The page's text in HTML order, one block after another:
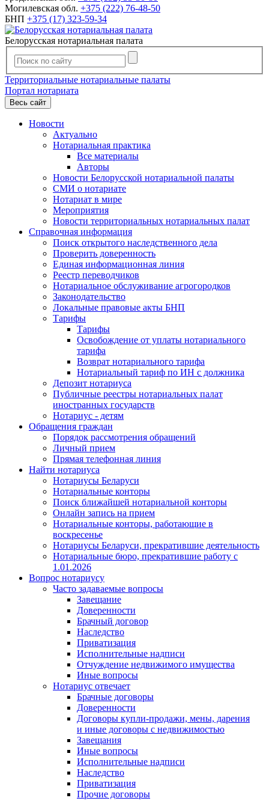
Могилевская обл. +375 (222) 76-48-50
БНП +375 (17) 323-59-34
Белорусская нотариальная палата
Территориальные нотариальные палаты
Портал нотариата
Весь сайт
Новости
Актуально
Нотариальная практика
Все материалы
Авторы
Новости Белорусской нотариальной палаты
СМИ о нотариате
Нотариат в мире
Мероприятия
Новости территориальных нотариальных палат
Справочная информация
Поиск открытого наследственного дела
Проверить доверенность
Единая информационная линия
Реестр переводчиков
Нотариальное обслуживание агрогородков
Законодательство
Локальные правовые акты БНП
Тарифы
Тарифы
Освобождение от уплаты нотариального
тарифа
Возврат нотариального тарифа
Нотариальный тариф по ИН с должника
Депозит нотариуса
Публичные реестры нотариальных палат
иностранных государств
Нотариус - детям
Обращения граждан
Порядок рассмотрения обращений
Личный прием
Прямая телефонная линия
Найти нотариуса
Нотариусы Беларуси
Нотариальные конторы
Поиск ближайшей нотариальной конторы
Онлайн запись на прием
Нотариальные конторы, работающие в
воскресенье
Нотариусы Беларуси, прекратившие деятельность
Нотариальные бюро, прекратившие работу с
1.01.2026
Вопрос нотариусу
Часто задаваемые вопросы
Завещание
Доверенности
Брачный договор
Наследство
Приватизация
Исполнительные надписи
Отчуждение недвижимого имущества
Иные вопросы
Нотариус отвечает
Брачные договоры
Доверенности
Договоры купли-продажи, мены, дарения
и иные договоры с недвижимостью
Завещания
Иные вопросы
Исполнительные надписи
Наследство
Приватизация
Прочие договоры